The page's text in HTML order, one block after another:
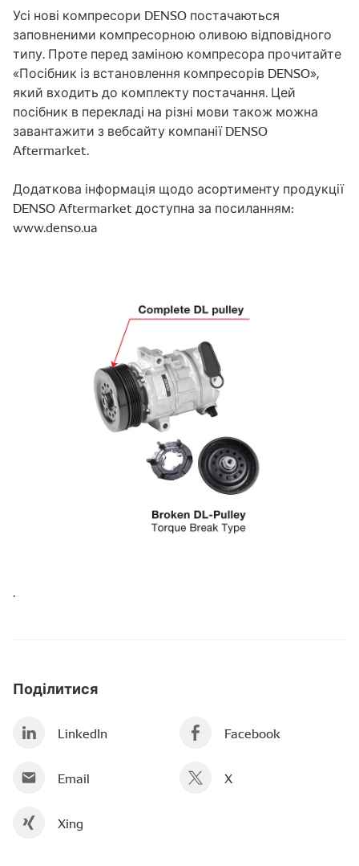
Усі нові компресори DENSO постачаються
заповненими компресорною оливою відповідного
типу. Проте перед заміною компресора прочитайте
«Посібник із встановлення компресорів DENSO»,
який входить до комплекту постачання. Цей
посібник в перекладі на різні мови також можна
завантажити з вебсайту компанії DENSO
Aftermarket.
Додаткова інформація щодо асортименту продукції
DENSO Aftermarket доступна за посиланням:
www.denso.ua
.
Поділитися
LinkedIn Facebook
Email X
Xing